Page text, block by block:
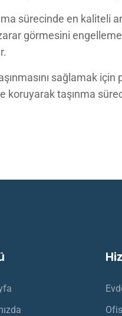
sürecinde en kaliteli
zarar görmesini
sağlamak
koruyarak taşınma